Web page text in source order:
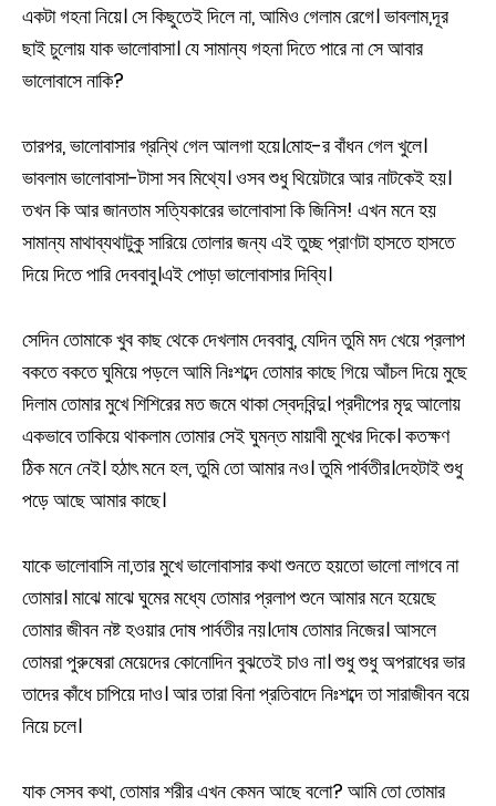
একটা গহনা নিয়ে। সে কিছুতেই দিলে না, আমিও গেলাম রেগে। ভাবলাম,দূর
ছাই চুলোয় যাক ভালোবাসা। যে সামান্য গহনা দিতে পারে না সে আবার
ভালোবাসে নাকি?
তারপর, ভালোবাসার গ্রন্থি গেল আলগা হয়ে।মোহ-র বাঁধন গেল খুলে।
ভাবলাম ভালোবাসা-টাসা সব মিথ্যে। ওসব শুধু থিয়েটারে আর নাটকেই হয়।
তখন কি আর জানতাম সত্যিকারের ভালোবাসা কি জিনিস! এখন মনে হয়
সামান্য মাথাব্যথাটুকু সারিয়ে তোলার জন্য এই তুচ্ছ প্রাণটা হাসতে হাসতে
দিয়ে দিতে পারি দেববাবু।এই পোড়া ভালোবাসার দিব্যি।
সেদিন তোমাকে খুব কাছ থেকে দেখলাম দেববাবু, যেদিন তুমি মদ খেয়ে প্রলাপ
বকতে বকতে ঘুমিয়ে পড়লে আমি নিঃশব্দে তোমার কাছে গিয়ে আঁচল দিয়ে মুছে
দিলাম তোমার মুখে শিশিরের মত জমে থাকা স্বেদবিন্দু। প্রদীপের মৃদু আলোয়
একভাবে তাকিয়ে থাকলাম তোমার সেই ঘুমন্ত মায়াবী মুখের দিকে। কতক্ষণ
ঠিক মনে নেই। হঠাৎ মনে হল, তুমি তো আমার নও। তুমি পার্বতীর।দেহটাই শুধু
পড়ে আছে আমার কাছে।
যাকে ভালোবাসি না,তার মুখে ভালোবাসার কথা শুনতে হয়তো ভালো লাগবে না
তোমার। মাঝে মাঝে ঘুমের মধ্যে তোমার প্রলাপ শুনে আমার মনে হয়েছে
তোমার জীবন নষ্ট হওয়ার দোষ পার্বতীর নয়।দোষ তোমার নিজের। আসলে
তোমরা পুরুষেরা মেয়েদের কোনোদিন বুঝতেই চাও না। শুধু শুধু অপরাধের ভার
তাদের কাঁধে চাপিয়ে দাও। আর তারা বিনা প্রতিবাদে নিঃশব্দে তা সারাজীবন বয়ে
নিয়ে চলে।
যাক সেসব কথা, তোমার শরীর এখন কেমন আছে বলো? আমি তো তোমার